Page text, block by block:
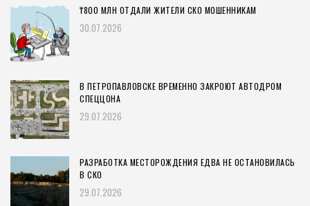
₸800 МЛН ОТДАЛИ ЖИТЕЛИ СКО МОШЕННИКАМ
30.07.2026
В ПЕТРОПАВЛОВСКЕ ВРЕМЕННО ЗАКРОЮТ АВТОДРОМ
СПЕЦЦОНА
29.07.2026
РАЗРАБОТКА МЕСТОРОЖДЕНИЯ ЕДВА НЕ ОСТАНОВИЛАСЬ
В СКО
29.07.2026